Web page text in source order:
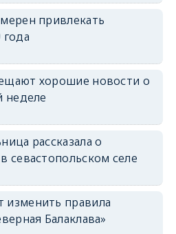
привлекать
хорошие новости о
неделе
рассказала о
севастопольском селе
правила
Балаклава»